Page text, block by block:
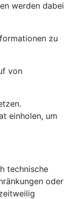
werden dabei
zu
von
einholen, um
technische
oder